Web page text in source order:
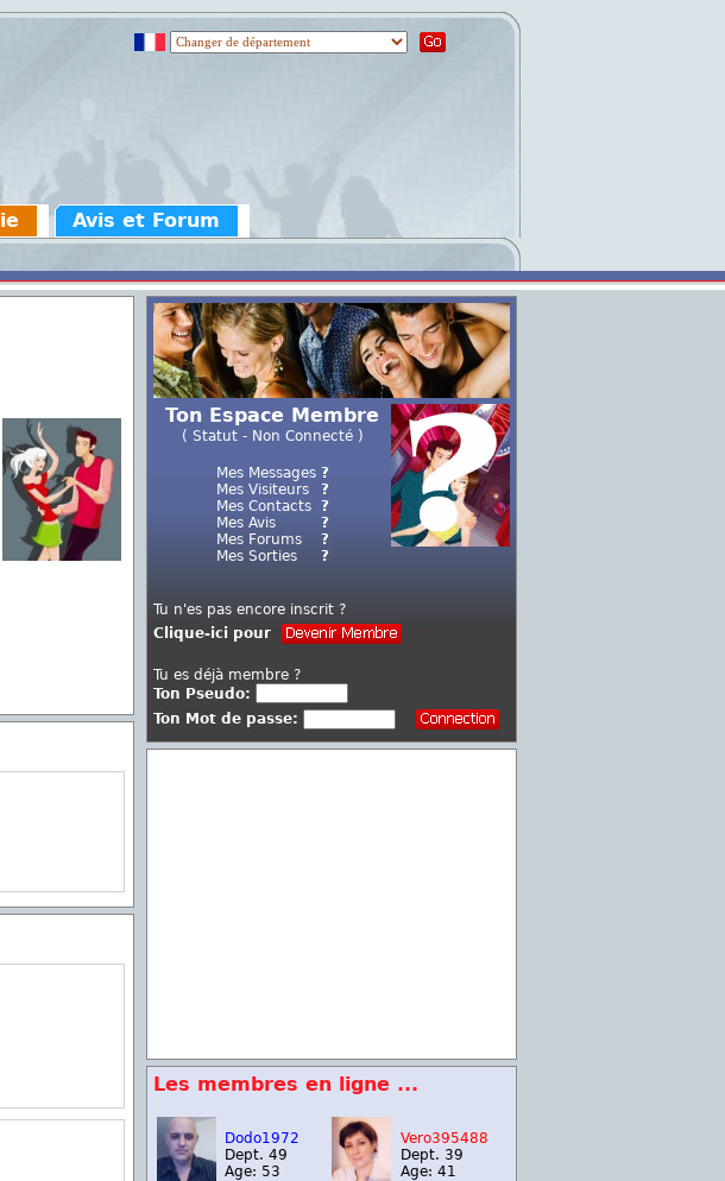
Avis et Forum
Ton Espace Membre
( Statut - Non Connecté )
Mes Messages
Mes Visiteurs
Mes Contacts
Mes Avis
Mes Forums
Mes Sorties
?
?
?
?
?
?
Tu n'es pas encore inscrit ?
Clique-ici pour
Tu es déjà membre ?
Ton Pseudo:
Ton Mot de passe:
Les membres en ligne ...
Dodo1972
Dept. 49
Age: 53
Vero395488
Dept. 39
Age: 41